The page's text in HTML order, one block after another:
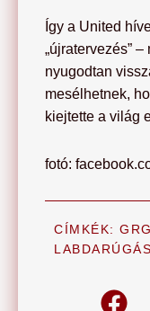
Így a United
„újratervezés”
nyugodtan
mesélhetnek,
kiejtette a világ
fotó:
CÍMKÉK:
LABDARÚGÁS